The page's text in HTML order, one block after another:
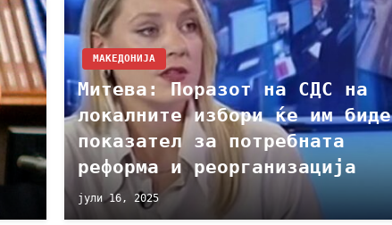
МАКЕДОНИЈА
Митева: Поразот на СДС на
локалните избори ќе им биде
показател за потребната
реформа и реорганизација
јули 16, 2025